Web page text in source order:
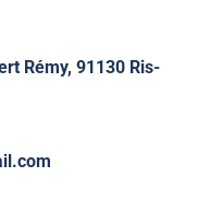
Rémy, 91130 Ris-